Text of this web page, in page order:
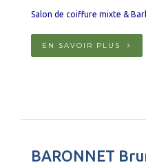
Salon de coiffure mixte &
EN SAVOIR PLUS
BARONNET